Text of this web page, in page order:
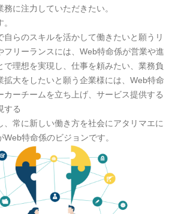
に注力していただきたい。
自らのスキルを活かして働きたいと願うリ
フリーランスには、Web特命係が営業や進
で理想を実現し、仕事を頼みたい、業務負
拡大をしたいと願う企業様には、Web特命
カーチームを立ち上げ、サービス提供する
する
、常に新しい働き方を社会にアタリマエに
Web特命係のビジョンです。